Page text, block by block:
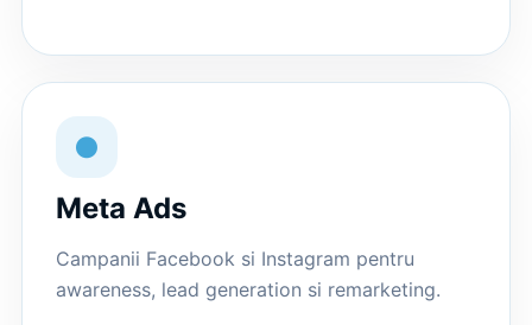
●
Meta Ads
Campanii Facebook si Instagram pentru
awareness, lead generation si remarketing.